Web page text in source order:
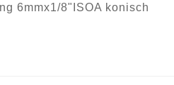
6mmx1/8"ISOA konisch